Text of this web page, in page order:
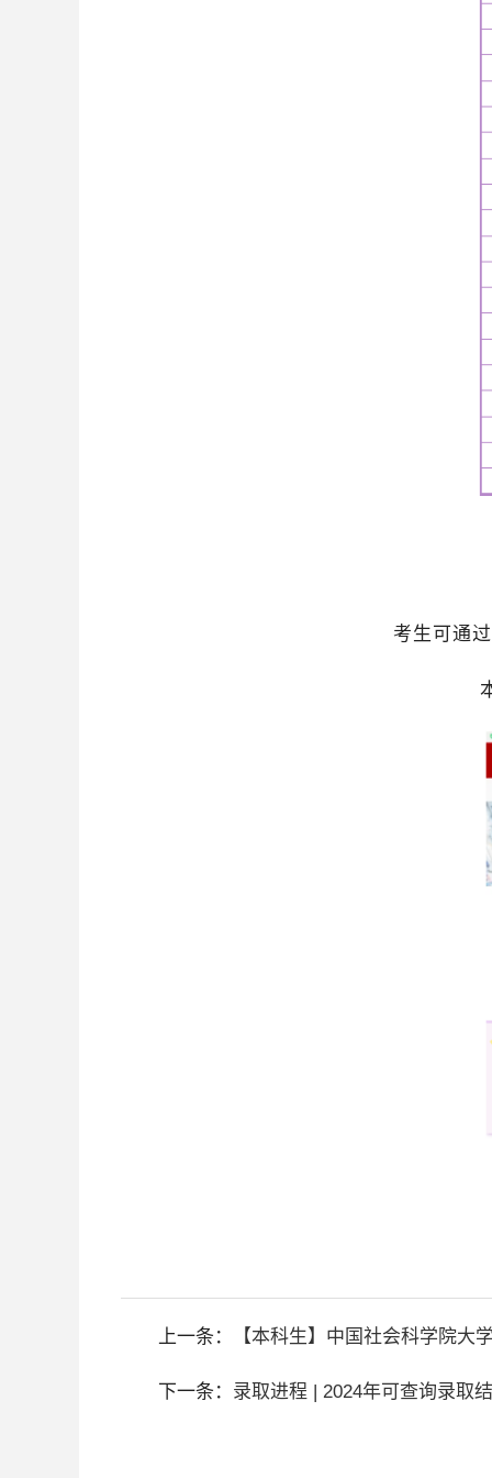
考生可通
上一条： 【本科生】中国社会科学院大
下一条： 录取进程 | 2024年可查询录取